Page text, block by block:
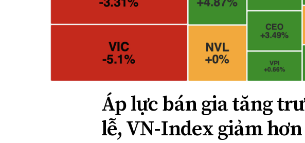
Xi nhan Trái Phải
Áp lực bán gia tăng
lễ, VN-Index giảm